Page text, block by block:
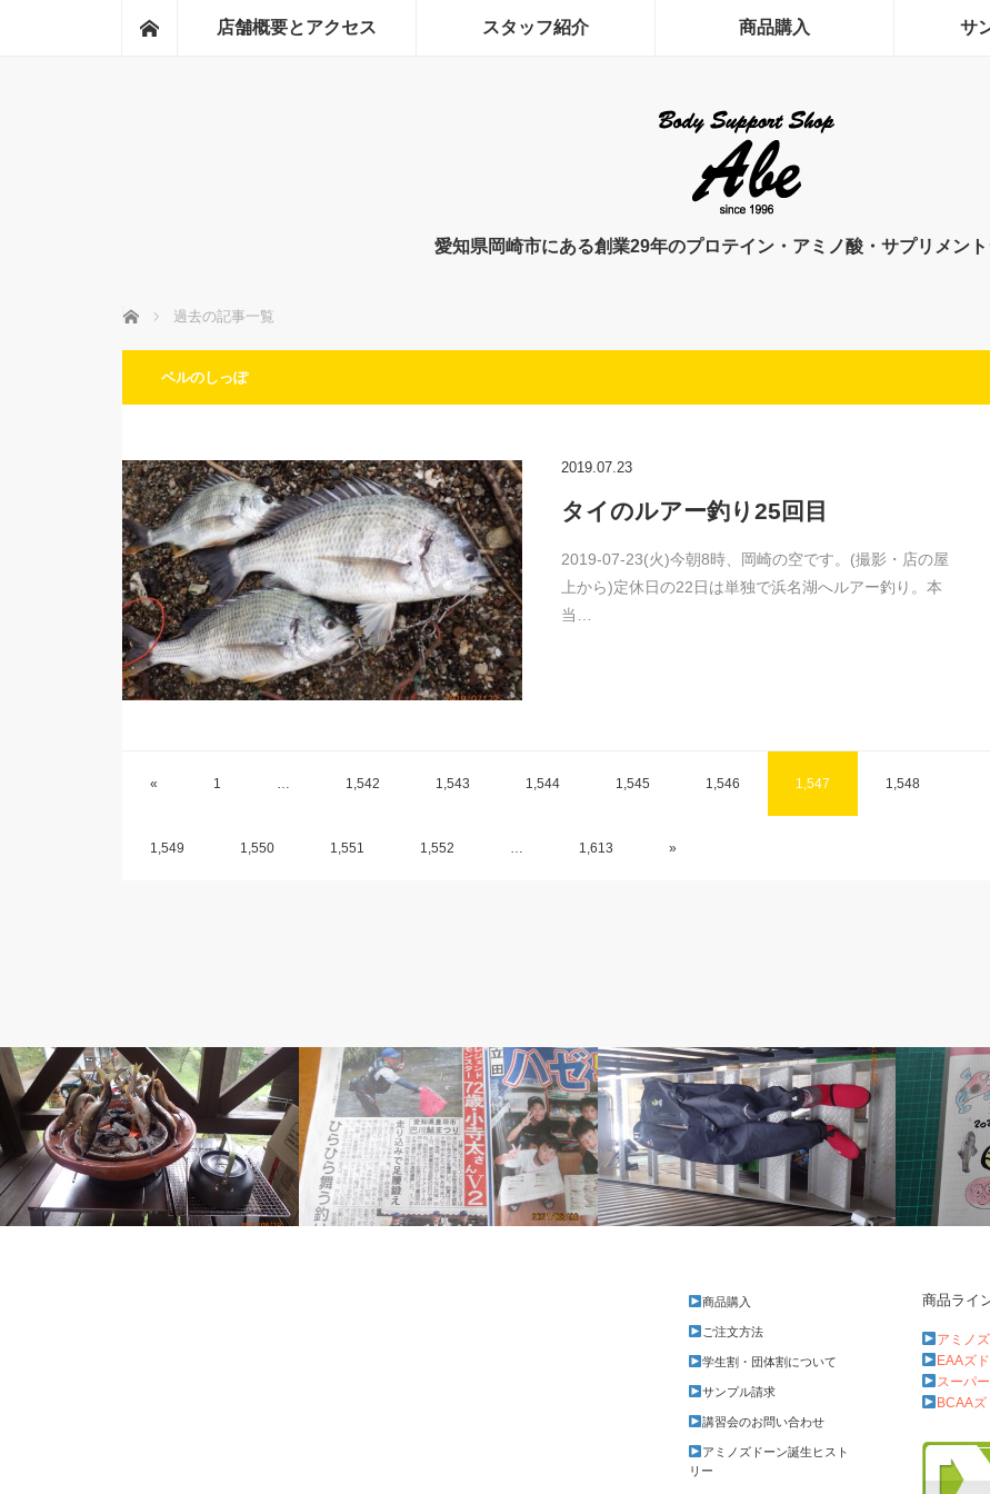
ホーム店舗概要とアクセス スタッフ紹介 商品購入 サ
愛知県岡崎市にある創業29年のプロテイン・アミノ酸・サプリメン
ホーム 過去の記事一覧
ベルのしっぽ
2019.07.23
タイのルアー釣り25回目
2019-07-23(火)今朝8時、岡崎の空です。(撮影・店の屋
上から)定休日の22日は単独で浜名湖へルアー釣り。本
当…
« 1 … 1,542 1,543 1,544 1,545 1,546 1,547 1,548
1,549 1,550 1,551 1,552 … 1,613 »
商品ライ
アミノ
EAAズ
スーパ
BCAAズ
商品購入
ご注文方法
学生割・団体割について
サンプル請求
講習会のお問い合わせ
アミノズドーン誕生ヒスト
リー